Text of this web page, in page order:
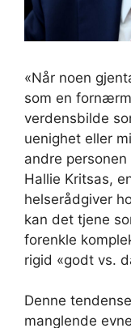
«Når noen
som en
verdensbilde
uenighet eller
andre
Hallie Kritsas,
helserådgiver
kan det tjene
forenkle
rigid «godt vs.
Denne
manglende